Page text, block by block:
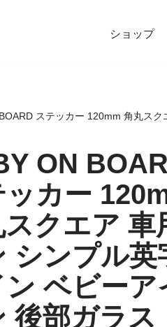
ショップ
ステッカー 120mm 角丸ス
ON
ッカー
クエア 車
シンプル英
ベビーア
後部ガラス